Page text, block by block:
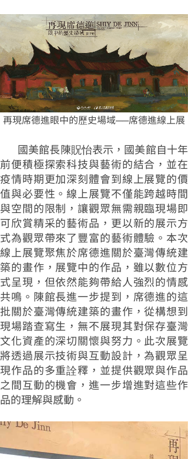
再現席德進眼中的歷史場域──席德進線上展
國美館長陳貺怡表示，國美館自十年
前便積極探索科技與藝術的結合，並在
疫情時期更加深刻體會到線上展覽的價
值與必要性。線上展覽不僅能跨越時間
與空間的限制，讓觀眾無需親臨現場即
可欣賞精采的藝術品，更以新的展示方
式為觀眾帶來了豐富的藝術體驗。本次
線上展覽聚焦於席德進關於臺灣傳統建
築的畫作，展覽中的作品，雖以數位方
式呈現，但依然能夠帶給人強烈的情感
共鳴。陳館長進一步提到，席德進的這
批關於臺灣傳統建築的畫作，從構想到
現場踏查寫生，無不展現其對保存臺灣
文化資產的深切關懷與努力。此次展覽
將透過展示技術與互動設計，為觀眾呈
現作品的多重詮釋，並提供觀眾與作品
之間互動的機會，進一步增進對這些作
品的理解與感動。